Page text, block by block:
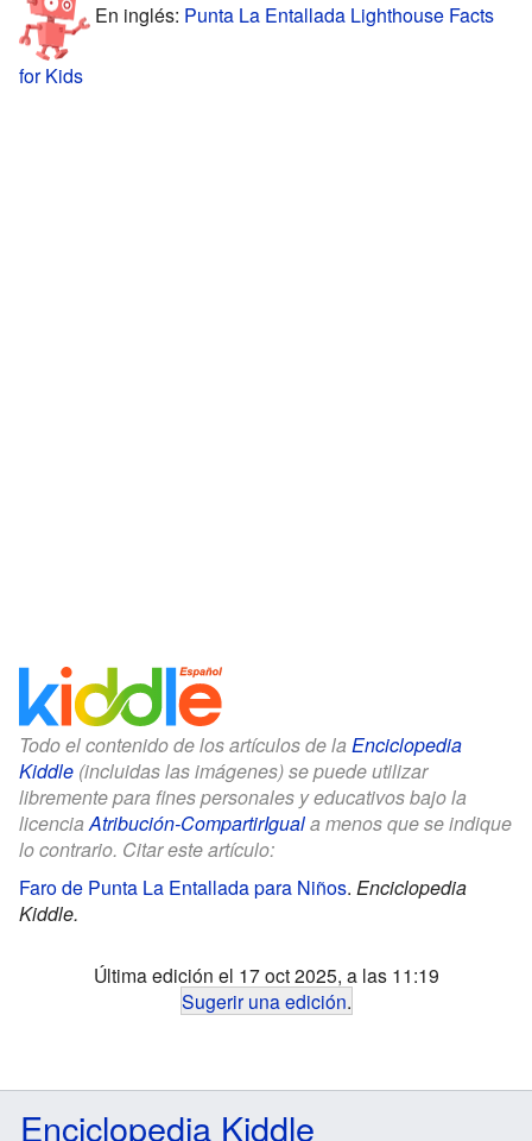
En inglés: Punta La Entallada Lighthouse Facts
for Kids
Todo el contenido de los artículos de la Enciclopedia
Kiddle (incluidas las imágenes) se puede utilizar
libremente para fines personales y educativos bajo la
licenciaAtribución-CompartirIguala menos que se indique
lo contrario. Citar este artículo:
Faro de Punta La Entallada para Niños. Enciclopedia
Kiddle.
Última edición el 17 oct 2025, a las 11:19
Sugerir una edición.
Enciclopedia Kiddle